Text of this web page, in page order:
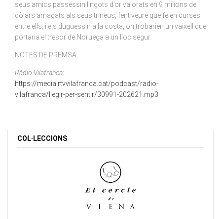
seus amics passessin lingots d’or valorats en 9 milions de
dòlars amagats als seus trineus, fent veure que feien curses
entre ells, i els duguessin a la costa, on trobarien un vaixell que
portaria el tresor de Noruega a un lloc segur.
NOTES DE PREMSA
Ràdio Vilafranca:
https://media.rtvvilafranca.cat/podcast/radio-
vilafranca/llegir-per-sentir/30991-202621.mp3
COL·LECCIONS